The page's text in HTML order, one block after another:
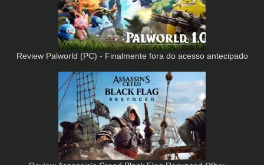
Review Palworld (PC) - Finalmente fora do acesso antecipado